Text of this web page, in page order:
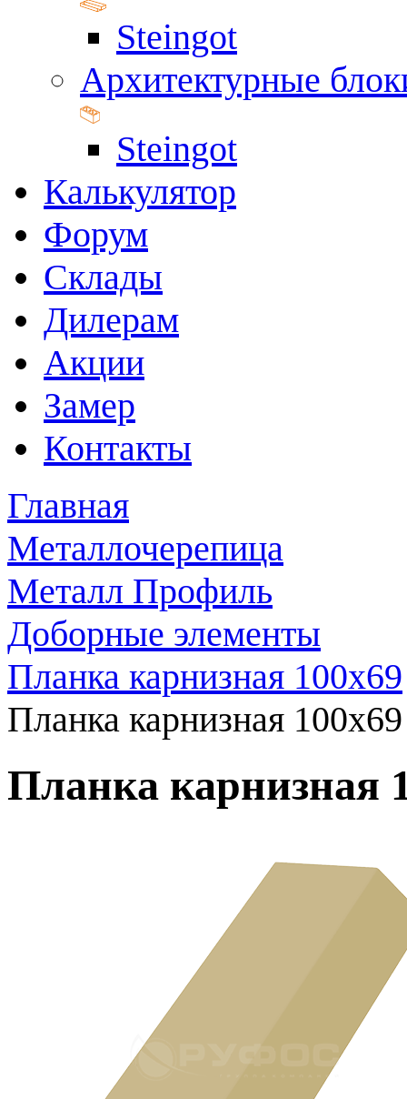
Steingot
Архитектурные
Steingot
Калькулятор
Форум
Склады
Дилерам
Акции
Замер
Контакты
Главная
Металлочерепица
Металл Профиль
Доборные элементы
Планка карнизная 100x69
Планка карнизная
Планка карнизная